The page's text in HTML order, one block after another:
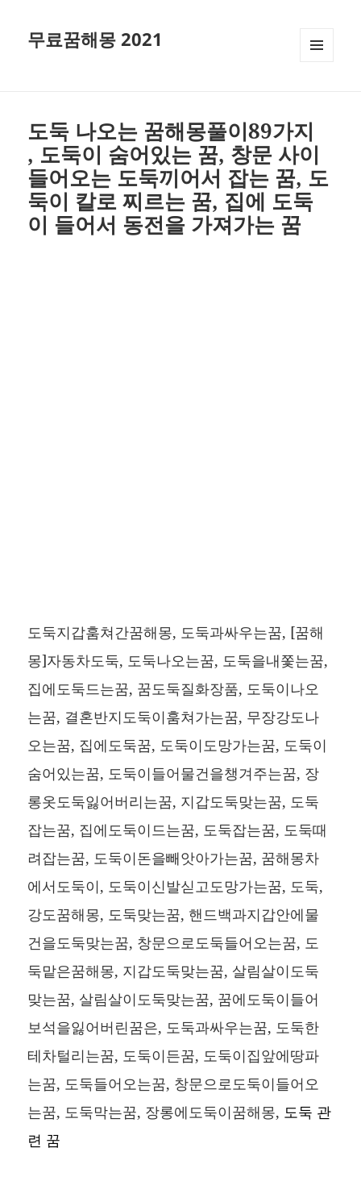
무료꿈해몽 2021
도둑 나오는 꿈해몽풀이89가지
, 도둑이 숨어있는 꿈, 창문 사이
들어오는 도둑끼어서 잡는 꿈, 도
둑이 칼로 찌르는 꿈, 집에 도둑
이 들어서 동전을 가져가는 꿈
도둑지갑훔쳐간꿈해몽, 도둑과싸우는꿈, [꿈해
몽]자동차도둑, 도둑나오는꿈, 도둑을내쫓는꿈,
집에도둑드는꿈, 꿈도둑질화장품, 도둑이나오
는꿈, 결혼반지도둑이훔쳐가는꿈, 무장강도나
오는꿈, 집에도둑꿈, 도둑이도망가는꿈, 도둑이
숨어있는꿈, 도둑이들어물건을챙겨주는꿈, 장
롱옷도둑잃어버리는꿈, 지갑도둑맞는꿈, 도둑
잡는꿈, 집에도둑이드는꿈, 도둑잡는꿈, 도둑때
려잡는꿈, 도둑이돈을빼앗아가는꿈, 꿈해몽차
에서도둑이, 도둑이신발싣고도망가는꿈, 도둑,
강도꿈해몽, 도둑맞는꿈, 핸드백과지갑안에물
건을도둑맞는꿈, 창문으로도둑들어오는꿈, 도
둑맡은꿈해몽, 지갑도둑맞는꿈, 살림살이도둑
맞는꿈, 살림살이도둑맞는꿈, 꿈에도둑이들어
보석을잃어버린꿈은, 도둑과싸우는꿈, 도둑한
테차털리는꿈, 도둑이든꿈, 도둑이집앞에땅파
는꿈, 도둑들어오는꿈, 창문으로도둑이들어오
는꿈, 도둑막는꿈, 장롱에도둑이꿈해몽, 도둑 관
련 꿈